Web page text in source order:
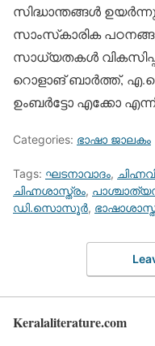
സിദ്ധാന്തങ്ങള്‍
സാംസ്‌കാരിക
സാധ്യതകള്‍
റൊളാങ് ബാര്‍ത്ത്,
ഉംബര്‍ട്ടോ എക്കോ
Categories: ഭാഷാ ജാലകം
Tags: ഘടനാവാദം,
ചിഹ്നശാസ്ത്രം,
ഡി.സൊസൂര്‍,
Keralaliterature.com